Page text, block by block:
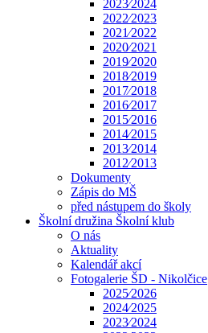
2023⁄2024
2022⁄2023
2021⁄2022
2020⁄2021
2019⁄2020
2018⁄2019
2017⁄2018
2016⁄2017
2015⁄2016
2014⁄2015
2013⁄2014
2012⁄2013
Dokumenty
Zápis do MŠ
před nástupem do školy
Školní družina Školní klub
O nás
Aktuality
Kalendář akcí
Fotogalerie ŠD - Nikolčice
2025⁄2026
2024⁄2025
2023⁄2024